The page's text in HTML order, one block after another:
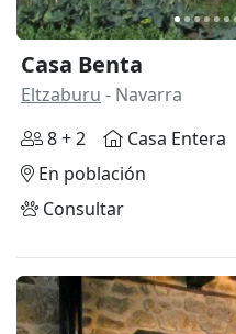
Casa Benta
Eltzaburu - Navarra
8 + 2
Casa Entera
En población
Consultar